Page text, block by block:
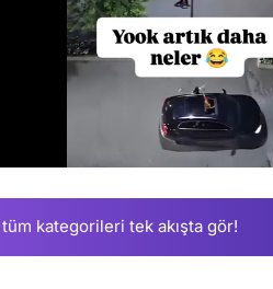
tüm kategorileri tek akışta gör!